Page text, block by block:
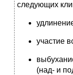
следующих
участие
(над- и